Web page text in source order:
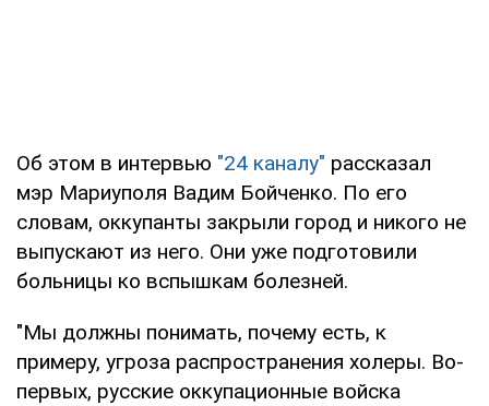
Об этом в интервью "24 каналу" рассказал
мэр Мариуполя Вадим Бойченко. По его
словам, оккупанты закрыли город и никого не
выпускают из него. Они уже подготовили
больницы ко вспышкам болезней.
"Мы должны понимать, почему есть, к
примеру, угроза распространения холеры. Во-
первых, русские оккупационные войска